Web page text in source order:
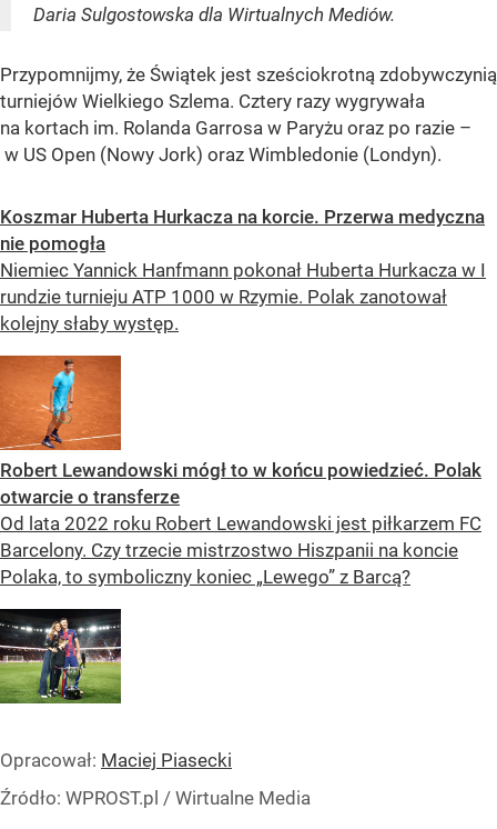
Daria Sulgostowska dla Wirtualnych Mediów.
Przypomnijmy, że Świątek jest sześciokrotną zdobywczynią
turniejów Wielkiego Szlema. Cztery razy wygrywała
na kortach im. Rolanda Garrosa w Paryżu oraz po razie –
w US Open (Nowy Jork) oraz Wimbledonie (Londyn).
Koszmar Huberta Hurkacza na korcie. Przerwa medyczna
nie pomogła
Niemiec Yannick Hanfmann pokonał Huberta Hurkacza w I
rundzie turnieju ATP 1000 w Rzymie. Polak zanotował
kolejny słaby występ.
Robert Lewandowski mógł to w końcu powiedzieć. Polak
otwarcie o transferze
Od lata 2022 roku Robert Lewandowski jest piłkarzem FC
Barcelony. Czy trzecie mistrzostwo Hiszpanii na koncie
Polaka, to symboliczny koniec „Lewego” z Barcą?
Opracował: Maciej Piasecki
Źródło: WPROST.pl / Wirtualne Media